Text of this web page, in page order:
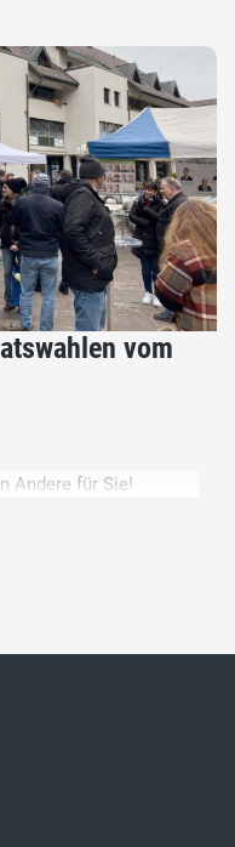
vom
Andere für Sie!